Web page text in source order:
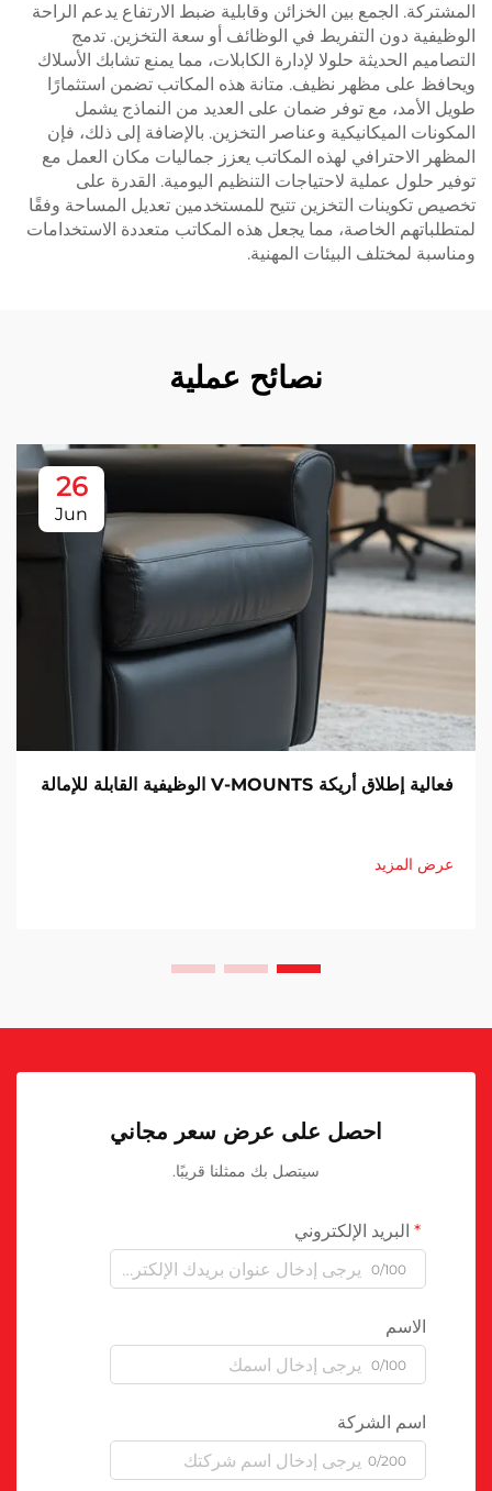
المشتركة. الجمع بين الخزائن وقابلية ضبط الارتفاع يدعم الراحة
الوظيفية دون التفريط في الوظائف أو سعة التخزين. تدمج
التصاميم الحديثة حلولا لإدارة الكابلات، مما يمنع تشابك الأسلاك
ويحافظ على مظهر نظيف. متانة هذه المكاتب تضمن استثمارًا
طويل الأمد، مع توفر ضمان على العديد من النماذج يشمل
المكونات الميكانيكية وعناصر التخزين. بالإضافة إلى ذلك، فإن
المظهر الاحترافي لهذه المكاتب يعزز جماليات مكان العمل مع
توفير حلول عملية لاحتياجات التنظيم اليومية. القدرة على
تخصيص تكوينات التخزين تتيح للمستخدمين تعديل المساحة وفقًا
لمتطلباتهم الخاصة، مما يجعل هذه المكاتب متعددة الاستخدامات
ومناسبة لمختلف البيئات المهنية.
نصائح عملية
26
Jun
فعالية إطلاق أريكة V-MOUNTS الوظيفية القابلة للإمالة
عرض المزيد
احصل على عرض سعر مجاني
سيتصل بك ممثلنا قريبًا.
البريد الإلكتروني
0/100
الاسم
0/100
اسم الشركة
0/200